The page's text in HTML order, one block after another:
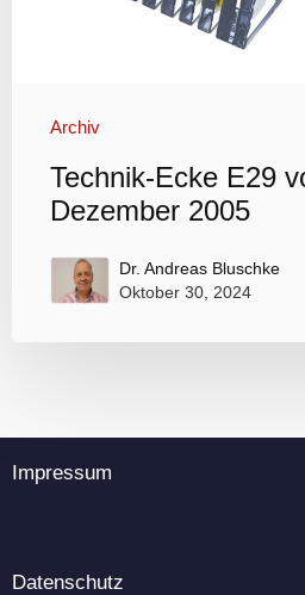
Archiv
Technik-Ecke E29
Dezember 2005
Dr. Andreas Bluschke
Oktober 30, 2024
Impressum
Datenschutz